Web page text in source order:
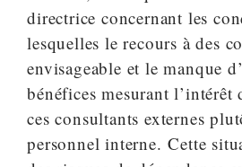
directrice concernant les
lesquelles le recours à des
envisageable et le manque
bénéfices mesurant l’intérêt
ces consultants externes
personnel interne. Cette